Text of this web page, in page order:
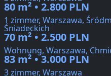
80 m² • 2.800 PLN
1 zimmer, Warszawa,
Śniadeckich
70 m² • 2.500 PLN
Wohnung, Warszawa,
83 m² • 3.000 PLN
3 zimmer, Warszawa